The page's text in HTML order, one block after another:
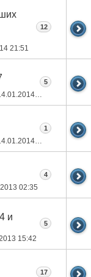
21:51
12
5
1
02:35
4
и
15:42
5
17